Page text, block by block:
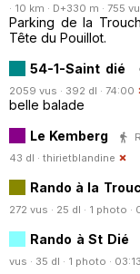
· 10 km · D+330 m · 755
Parking de la
Tête du Pouillot.
54-1-Saint dié
2059 vus · 392 dl · 74:00
belle balade
Le Kemberg
43 dl · thirietblandine
Rando à la
272 vus · 25 dl · 1 photo ·
Rando à St Dié
vus · 35 dl · 1 photo · 03:13